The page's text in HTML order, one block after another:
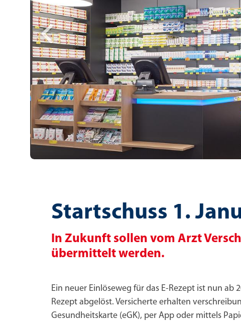
Startschuss 1.
In Zukunft sollen vom Arzt
übermittelt werden.
Ein neuer Einlöseweg für das E-Rezept ist nun
Rezept abgelöst. Versicherte erhalten
Gesundheitskarte (eGK), per App oder mittels